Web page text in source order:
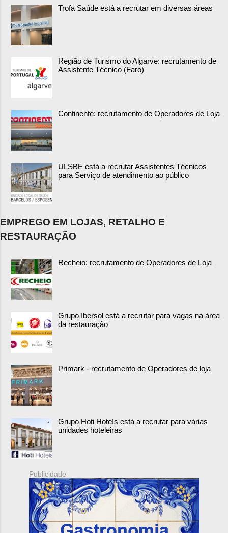
Trofa Saúde está a recrutar em diversas áreas
Região de Turismo do Algarve: recrutamento de
Assistente Técnico (Faro)
Continente: recrutamento de Operadores de Loja
ULSBE está a recrutar Assistentes Técnicos
para Serviço de atendimento ao público
EMPREGO EM LOJAS, RETALHO E
RESTAURAÇÃO
Recheio: recrutamento de Operadores de Loja
Grupo Ibersol está a recrutar para vagas na área
da restauração
Primark - recrutamento de Operadores de loja
Grupo Hoti Hoteís está a recrutar para várias
unidades hoteleiras
Publicidade